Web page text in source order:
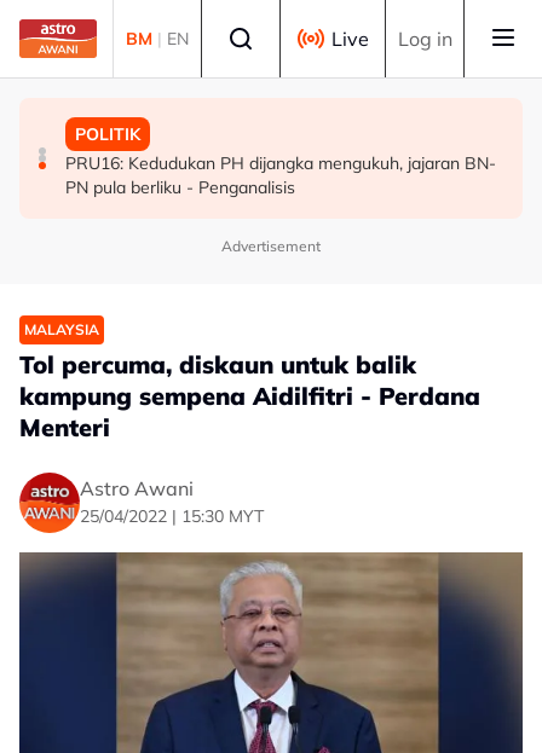
Skip to main content
BM | EN Live Log in
POLITIK
[TERKINI] 10 ADUN BN-PN dilantik Exco, terajui
pentadbiran Negeri Sembilan
MALAYSIA
MAG wajibkan saringan dadah 1,260 juruterbang
Malaysia Airlines
POLITIK
PRU16: Kedudukan PH dijangka mengukuh, jajaran BN-
PN pula berliku - Penganalisis
Advertisement
MALAYSIA
Tol percuma, diskaun untuk balik
kampung sempena Aidilfitri - Perdana
Menteri
Astro Awani
25/04/2022 | 15:30 MYT